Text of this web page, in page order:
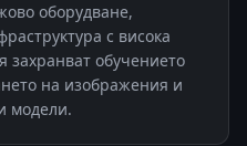
оборудване,
с висока
захранват обучението
на изображения и
модели.